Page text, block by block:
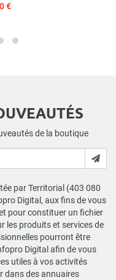
€
de la boutique
par Territorial (403 080
Digital, aux fins de vous
pour constituer un fichier
les produits et services de
pourront être
Digital afin de vous
utiles à vos activités
dans des annuaires